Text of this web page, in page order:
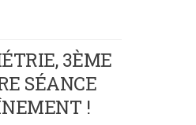
3ÈME
SÉANCE
!